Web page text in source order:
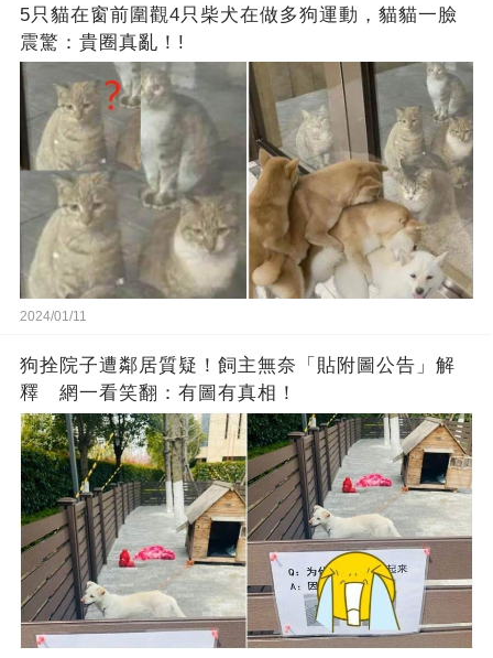
5只貓在窗前圍觀4只柴犬在做多狗運動，貓貓一臉
震驚：貴圈真亂！!
2024/01/11
狗拴院子遭鄰居質疑！飼主無奈「貼附圖公告」解
釋 網一看笑翻：有圖有真相！